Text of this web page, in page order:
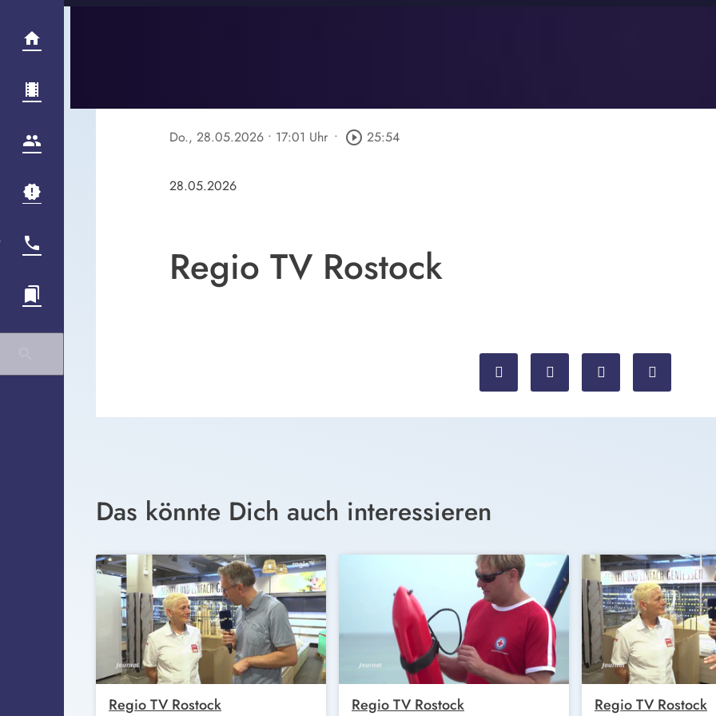
Do., 28.05.2026 • 17:01 Uhr • play_circle_outline 25:54
28.05.2026
Regio TV Rostock
Das könnte Dich auch interessieren
Regio TV Rostock Regio TV Rostock Regio TV Rostock